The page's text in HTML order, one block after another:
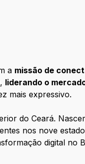
a missão de
liderando o
mais expressivo.
do Ceará.
nos nove
digital no